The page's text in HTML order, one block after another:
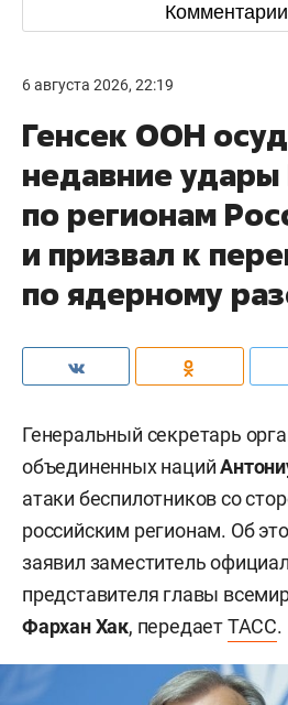
Комментарии
6 августа 2026, 22:19
Генсек ООН
недавние
по регионам
и призвал к
по ядерному
Генеральный секретарь
объединенных наций
атаки беспилотников со
российским регионам. Об
заявил заместитель
представителя главы
Фархан Хак, передаетТАСС.